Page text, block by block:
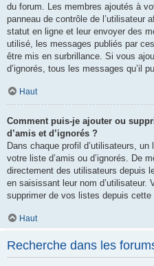
du forum. Les membres ajoutés à
panneau de contrôle de l’utilisateur
statut en ligne et leur envoyer des
utilisé, les messages publiés par
être mis en surbrillance. Si vous
d’ignorés, tous les messages qu’il
Haut
Comment puis-je ajouter ou
d’amis et d’ignorés ?
Dans chaque profil d’utilisateurs,
votre liste d’amis ou d’ignorés. De
directement des utilisateurs depuis
en saisissant leur nom d’utilisateur.
supprimer de vos listes depuis cette
Haut
Recherche dans les